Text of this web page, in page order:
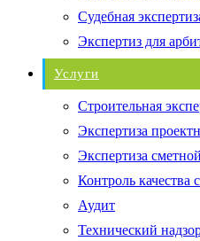
Судебная
Экспертиз для
Услуги
Строительная
Экспертиза
Экспертиза
Контроль качества
Аудит
Технический